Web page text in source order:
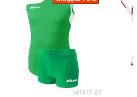
MT377-07